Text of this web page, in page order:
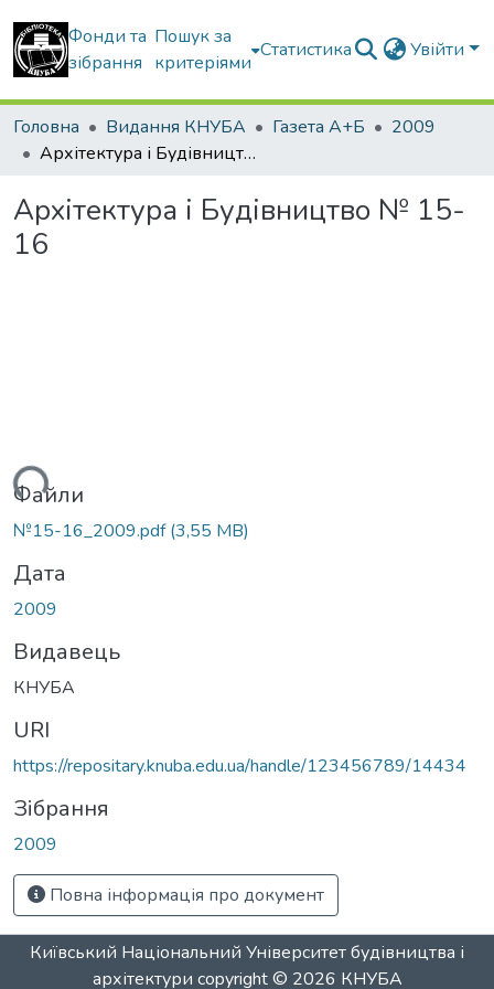
Фонди та
зібрання
Пошук за
критеріями
Статистика Увійти
Головна Видання КНУБА Газета А+Б
2009
Архітектура і Будівництво № 15-16
Архітектура і Будівництво № 15-
16
Файли
№15-16_2009.pdf(3,55 MB)
Дата
2009
Видавець
КНУБА
URI
https://repositary.knuba.edu.ua/handle/123456789/14434
Зібрання
2009
Повна інформація про документ
Київський Національний Університет будівництва і
архітектури copyright © 2026 КНУБА